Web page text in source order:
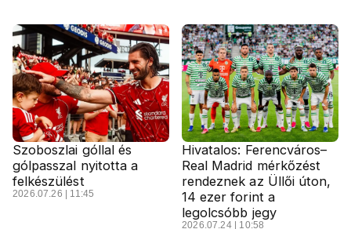
Szoboszlai góllal és
gólpasszal nyitotta a
felkészülést
2026.07.26 | 11:45
Hivatalos: Ferencváros–
Real Madrid mérkőzést
rendeznek az Üllői úton,
14 ezer forint a
legolcsóbb jegy
2026.07.24 | 10:58